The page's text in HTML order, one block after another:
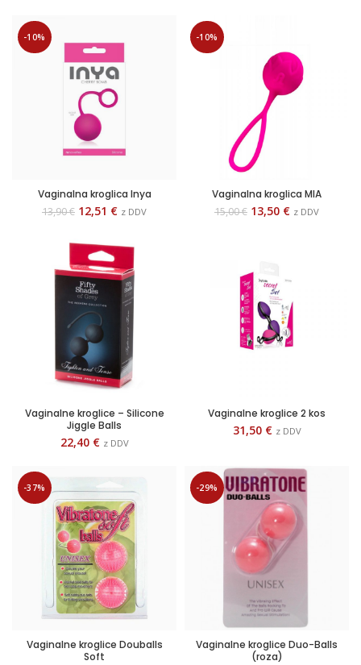
-10%
Vaginalna kroglica Inya
13,90€ 12,51 € z DDV
-10%
Vaginalna kroglica MIA
15,00€ 13,50 € z DDV
Vaginalne kroglice – Silicone
Jiggle Balls
22,40 € z DDV
Vaginalne kroglice 2 kos
31,50 € z DDV
-37%
Vaginalne kroglice Douballs
Soft
-29%
Vaginalne kroglice Duo-Balls
(roza)